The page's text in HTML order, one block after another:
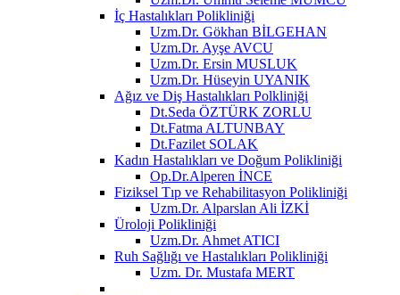
İç Hastalıkları Polikliniği
Uzm.Dr. Gökhan BİLGEHAN
Uzm.Dr. Ayşe AVCU
Uzm.Dr. Ersin MUSLUK
Uzm.Dr. Hüseyin UYANIK
Ağız ve Diş Hastalıkları Polkliniği
Dt.Seda ÖZTÜRK ZORLU
Dt.Fatma ALTUNBAY
Dt.Fazilet SOLAK
Kadın Hastalıkları ve Doğum Polikliniği
Op.Dr.Alperen İNCE
Fiziksel Tıp ve Rehabilitasyon Polikliniği
Uzm.Dr. Alparslan Ali İZKİ
Üroloji Polikliniği
Uzm.Dr. Ahmet ATICI
Ruh Sağlığı ve Hastalıkları Polikliniği
Uzm. Dr. Mustafa MERT